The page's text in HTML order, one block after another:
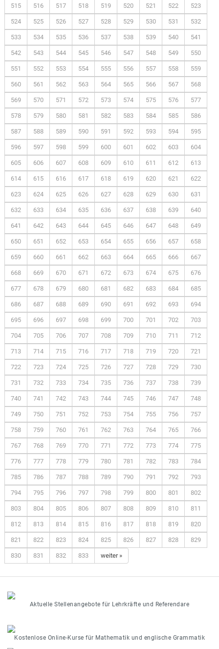
515 516 517 518 519 520 521 522 523
524 525 526 527 528 529 530 531 532
533 534 535 536 537 538 539 540 541
542 543 544 545 546 547 548 549 550
551 552 553 554 555 556 557 558 559
560 561 562 563 564 565 566 567 568
569 570 571 572 573 574 575 576 577
578 579 580 581 582 583 584 585 586
587 588 589 590 591 592 593 594 595
596 597 598 599 600 601 602 603 604
605 606 607 608 609 610 611 612 613
614 615 616 617 618 619 620 621 622
623 624 625 626 627 628 629 630 631
632 633 634 635 636 637 638 639 640
641 642 643 644 645 646 647 648 649
650 651 652 653 654 655 656 657 658
659 660 661 662 663 664 665 666 667
668 669 670 671 672 673 674 675 676
677 678 679 680 681 682 683 684 685
686 687 688 689 690 691 692 693 694
695 696 697 698 699 700 701 702 703
704 705 706 707 708 709 710 711 712
713 714 715 716 717 718 719 720 721
722 723 724 725 726 727 728 729 730
731 732 733 734 735 736 737 738 739
740 741 742 743 744 745 746 747 748
749 750 751 752 753 754 755 756 757
758 759 760 761 762 763 764 765 766
767 768 769 770 771 772 773 774 775
776 777 778 779 780 781 782 783 784
785 786 787 788 789 790 791 792 793
794 795 796 797 798 799 800 801 802
803 804 805 806 807 808 809 810 811
812 813 814 815 816 817 818 819 820
821 822 823 824 825 826 827 828 829
830 831 832 833 weiter »
Aktuelle Stellenangebote für Lehrkräfte und Referendare
Kostenlose Online-Kurse für Mathematik und englische Grammatik